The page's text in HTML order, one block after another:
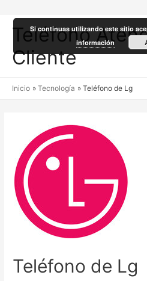
Teléfono
Cliente
Inicio Tecnología Teléfono de Lg
Teléfono de Lg
Si continuas utilizando este sitio
información